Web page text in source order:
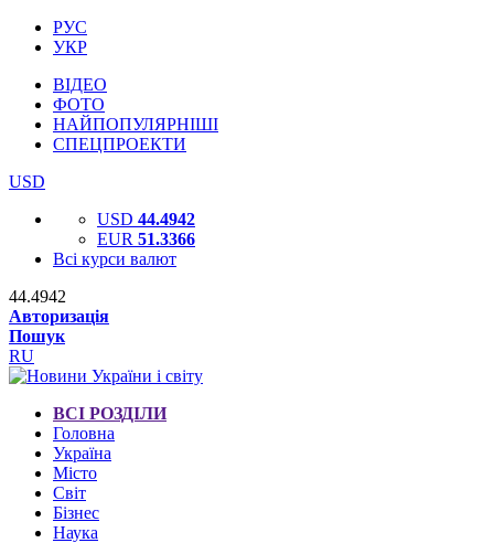
РУС
УКР
ВІДЕО
ФОТО
НАЙПОПУЛЯРНІШІ
СПЕЦПРОЕКТИ
USD
USD 44.4942
EUR 51.3366
Всі курси валют
44.4942
Авторизація
Пошук
RU
ВСІ РОЗДІЛИ
Головна
Україна
Місто
Світ
Бізнес
Наука